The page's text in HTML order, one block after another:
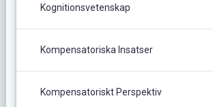
Kognitionsvetenskap
Kompensatoriska Insatser
Kompensatoriskt Perspektiv